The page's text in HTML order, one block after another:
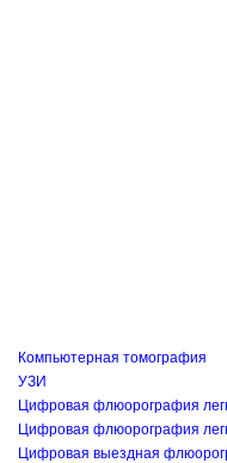
Компьютерная томография
УЗИ
Цифровая флюорография
Цифровая флюорография
Цифровая выездная